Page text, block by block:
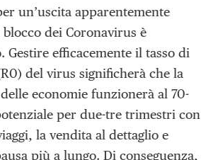
un’uscita apparentemente
dei Coronavirus è
Gestire efficacemente il tasso di
del virus significherà che la
economie funzionerà al 70-
per due-tre trimestri con
la vendita al dettaglio e
più a lungo. Di conseguenza,